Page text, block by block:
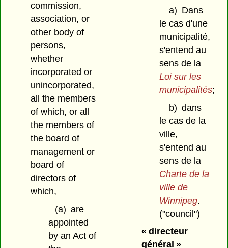
commission,
association, or
other body of
persons,
whether
incorporated or
unincorporated,
all the members
of which, or all
the members of
the board of
management or
board of
directors of
which,
(a) are
appointed
by an Act of
a) Dans
le cas d'une
municipalité,
s'entend au
sens de la
Loi sur les
municipalités;
b) dans
le cas de la
ville,
s'entend au
sens de la
Charte de la
ville de
Winnipeg.
("council")
« directeur
général »